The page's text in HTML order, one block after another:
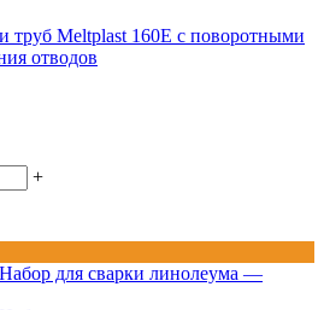
труб Meltplast 160Е с поворотными
отводов
+